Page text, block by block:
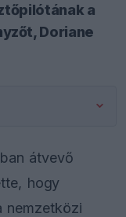
a
Doriane
átvevő
hogy
nemzetközi